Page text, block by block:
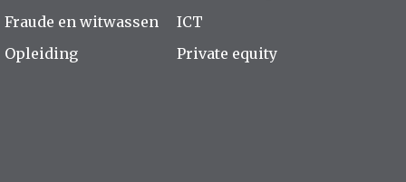
Fraude en witwassen
Opleiding
ICT
Private equity